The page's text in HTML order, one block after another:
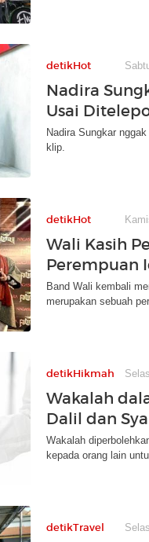
detikHot
Nadira
Usai
Nadira Sungkar
klip.
detikHot
Wali Kasih
Perempuan
Band Wali kembali
merupakan sebuah
detikHikmah
Wakalah
Dalil dan
Wakalah
kepada orang lain
detikTravel